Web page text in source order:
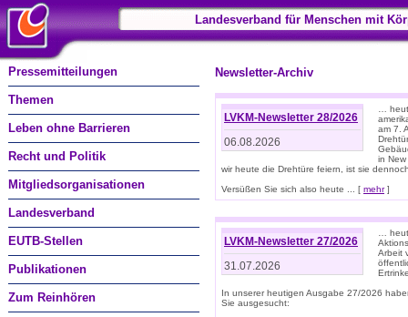
Landesverband für Menschen mit
Pressemitteilungen
Themen
Leben ohne Barrieren
Recht und Politik
Mitgliedsorganisationen
Landesverband
EUTB-Stellen
Publikationen
Zum Reinhören
Newsletter-Archiv
LVKM-Newsletter 28/2026
06.08.2026
…
am 7.
in
wir heute die Drehtüre feiern, ist sie
Versüßen Sie sich also heute ... [ mehr]
LVKM-Newsletter 27/2026
31.07.2026
…
Arbeit
In unserer heutigen Ausgabe 27/2026
Sie ausgesucht: